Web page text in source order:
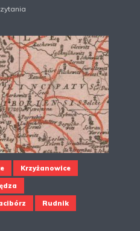
Krzyżanowice
Rudnik